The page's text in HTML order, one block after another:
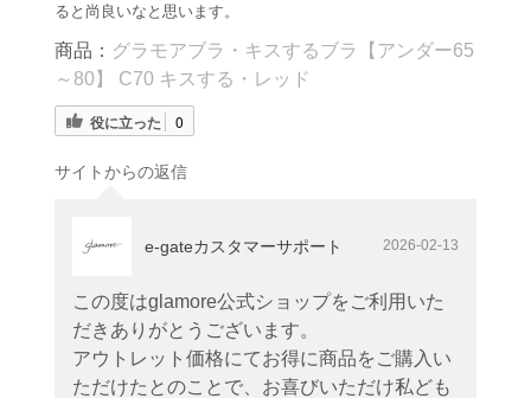
ると尚良いなと思います。
商品： グラモアブラ・キスするブラ【アンダー65
～80】 C70 キスする・レッド
役に立った 0
サイトからの返信
e-gateカスタマーサポート 2026-02-13
この度はglamore公式ショップをご利用いた
だきありがとうございます。
アウトレット価格にてお得に商品をご購入い
ただけたとのことで、お喜びいただけ私ども